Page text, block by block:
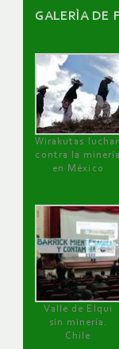
GALERÌA DE
Wirakutas luchan
contra la minería
en México
Valle de Elqui
sin minería.
Chile